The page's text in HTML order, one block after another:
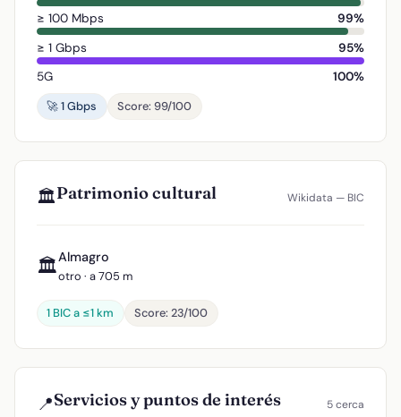
≥ 100 Mbps
99%
≥ 1 Gbps
95%
5G
100%
🚀 1 Gbps
Score: 99/100
🏛️Patrimonio cultural Wikidata — BIC
🏛️Almagro
otro · a 705 m
1 BIC a ≤1 km Score: 23/100
📍Servicios y puntos de interés 5 cerca